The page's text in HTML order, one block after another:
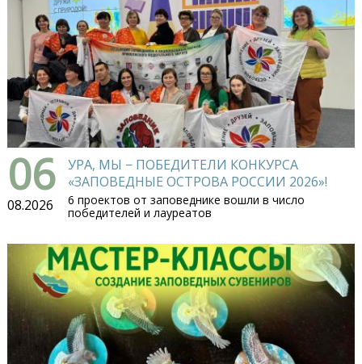
06
08.2026
УРА, МЫ − ПОБЕДИТЕЛИ КОНКУРСА
«ЗАПОВЕДНЫЕ ОСТРОВА РОССИИ 2026»!
6 проектов от заповеднике вошли в число
победителей и лауреатов